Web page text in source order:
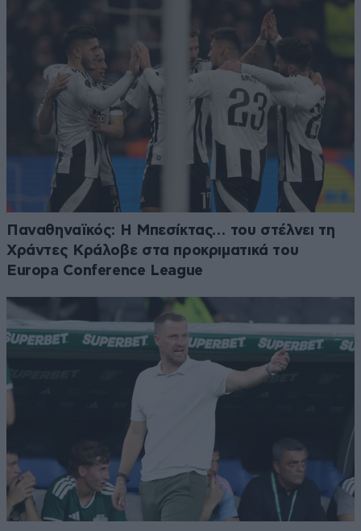
Παναθηναϊκός: Η Μπεσίκτας… του στέλνει τη
Χράντες Κράλοβε στα προκριματικά του
Europa Conference League